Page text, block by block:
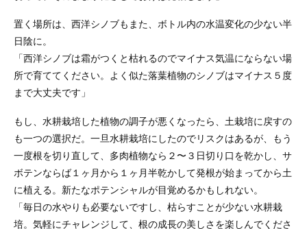
置く場所は、西洋シノブもまた、ボトル内の水温変化の少ない半
日陰に。
「西洋シノブは霜がつくと枯れるのでマイナス気温にならない場
所で育ててください。よく似た落葉植物のシノブはマイナス５度
まで大丈夫です」
もし、水耕栽培した植物の調子が悪くなったら、土栽培に戻すの
も一つの選択だ。一旦水耕栽培にしたのでリスクはあるが、もう
一度根を切り直して、多肉植物なら２〜３日切り口を乾かし、サ
ボテンならば１ヶ月から１ヶ月半乾かして発根が始まってから土
に植える。新たなポテンシャルが目覚めるかもしれない。
「毎日の水やりも必要ないですし、枯らすことが少ない水耕栽
培。気軽にチャレンジして、根の成長の美しさを楽しんでくださ